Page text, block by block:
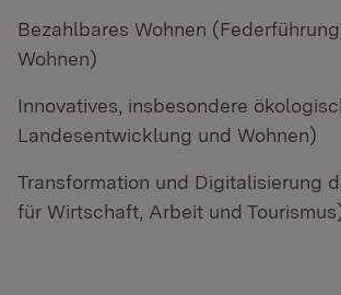
Bezahlbares Wohnen
Wohnen)
Innovatives, insbesondere
Landesentwicklung und Wohnen)
Transformation und Digitalisierung
für Wirtschaft, Arbeit und